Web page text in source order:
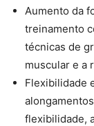
Aumento da
treinamento
técnicas de
muscular e a
Flexibilidade
flexibilidade,